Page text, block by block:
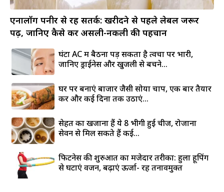
एनालॉग पनीर से रहें सतर्क: खरीदने से पहले लेबल जरूर
पढ़ें, जानिए कैसे करें असली-नकली की पहचान
घंटों AC में बैठना पड़ सकता है त्वचा पर भारी,
जानिए ड्राईनेस और खुजली से बचने...
घर पर बनाएं बाजार जैसी सोया चाप, एक बार तैयार
करें और कई दिनों तक उठाएं...
सेहत का खजाना हैं ये 8 भीगी हुई चीजें, रोजाना
सेवन से मिल सकते हैं कई...
फिटनेस की शुरुआत का मजेदार तरीका: हुला हूपिंग
से घटाएं वजन, बढ़ाएं ऊर्जा- रहें तनावमुक्त